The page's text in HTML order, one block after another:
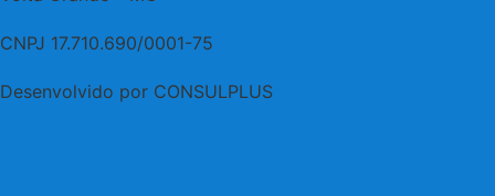
CNPJ 17.710.690/0001-75
Desenvolvido por CONSULPLUS